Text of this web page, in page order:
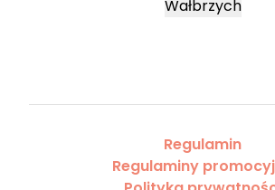
Wałbrzych
Regulamin
Regulaminy